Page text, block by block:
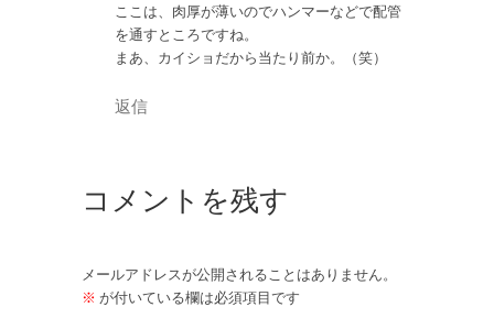
ここは、肉厚が薄いのでハンマーなどで配管
を通すところですね。
まあ、カイショだから当たり前か。（笑）
返信
コメントを残す
メールアドレスが公開されることはありません。
※ が付いている欄は必須項目です